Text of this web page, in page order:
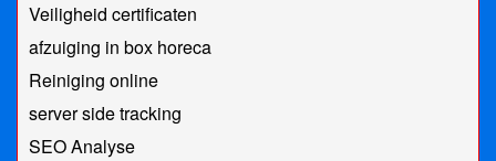
Veiligheid certificaten
afzuiging in box horeca
Reiniging online
server side tracking
SEO Analyse